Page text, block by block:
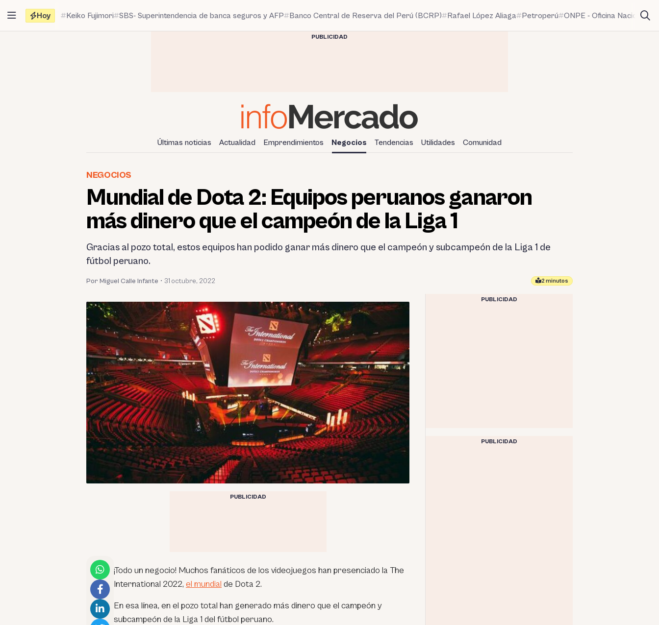
contenido
Hoy Keiko Fujimori SBS- Superintendencia de banca seguros y AFP Banco Central de Reserva del Perú (BCRP) Rafael López Aliaga Petroperú ONPE - Oficina Nacional
PUBLICIDAD
Últimas noticias Actualidad Emprendimientos Negocios Tendencias Utilidades Comunidad
NEGOCIOS
Mundial de Dota 2: Equipos peruanos ganaron
más dinero que el campeón de la Liga 1
Gracias al pozo total, estos equipos han podido ganar más dinero que el campeón y subcampeón de la Liga 1 de
fútbol peruano.
Por Miguel Calle Infante • 31 octubre, 2022 2 minutos
PUBLICIDAD
¡Todo un negocio! Muchos fanáticos de los videojuegos han presenciado la The
International 2022, el mundial de Dota 2.
En esa línea, en el pozo total han generado más dinero que el campeón y
subcampeón de la Liga 1 del fútbol peruano.
PUBLICIDAD
PUBLICIDAD